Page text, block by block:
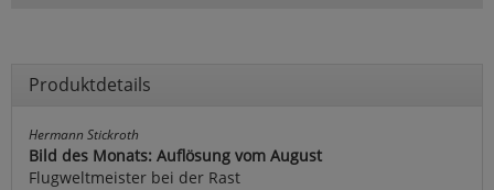
Produktdetails
Hermann Stickroth
Bild des Monats: Auflösung vom August
Flugweltmeister bei der Rast